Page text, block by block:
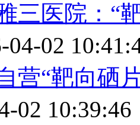
三医院：“
04-02
营“靶向硒
02 10:39:46